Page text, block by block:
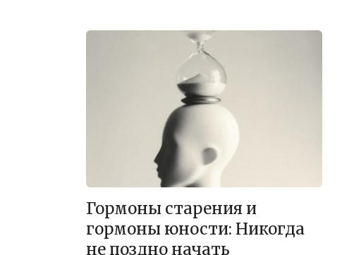
Гормоны старения и
гормоны юности: Никогда
не поздно начать